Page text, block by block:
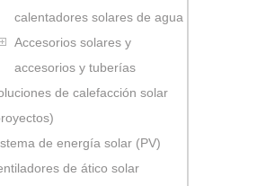
calentadores solares de agua
Accesorios solares y
accesorios y tuberías
de calefacción solar
de energía solar (PV)
de ático solar